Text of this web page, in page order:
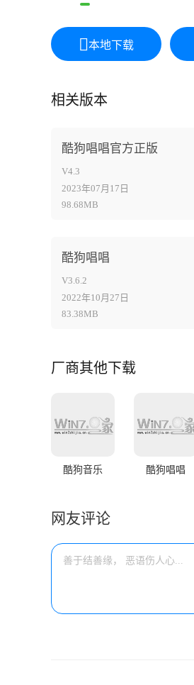
本地下载
相关版本
酷狗唱唱官方正版
98.68MB
V4.3
2023年07月17日
酷狗唱唱
83.38MB
V3.6.2
2022年10月27日
厂商其他下载
酷狗音乐 酷狗唱唱
网友评论